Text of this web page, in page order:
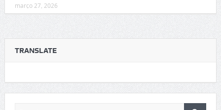
março 27, 2026
TRANSLATE